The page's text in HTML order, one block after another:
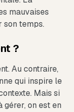
mauvaises
son temps.
?
Au contraire,
qui inspire le
Mais si
gérer, on est en